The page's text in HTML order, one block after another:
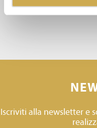
Iscriviti alla newsletter e